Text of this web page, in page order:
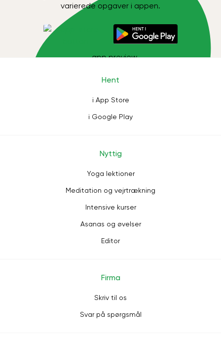
varierede opgaver i appen.
Hent
i App Store
i Google Play
Nyttig
Yoga lektioner
Meditation og vejrtrækning
Intensive kurser
Asanas og øvelser
Editor
Firma
Skriv til os
Svar på spørgsmål